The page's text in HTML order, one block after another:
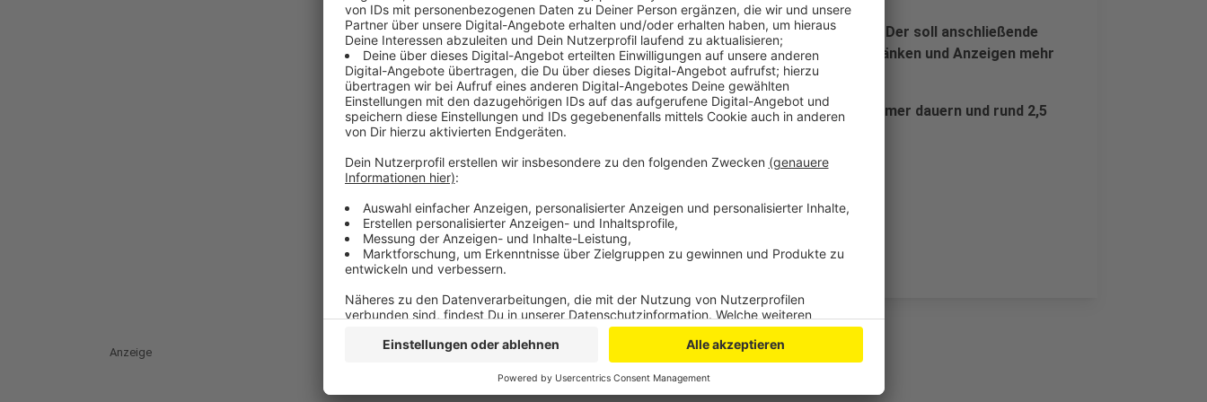
Die Bahn erneuert beide Bahnsteige des Bahnhofs in Dahlem. Der soll anschließende
komplett barrierefrei sein. Und mit neuer Beleuchtung, Sitzbänken und Anzeigen mehr
Komfort bieten.
Die Arbeiten werden laut Bahn voraussichtlich bis in den Sommer dauern und rund 2,5
Millionen Euro kosten.
Veröffentlicht:Mittwoch, 26.02.2020 17:41
Anzeige
Anzeige